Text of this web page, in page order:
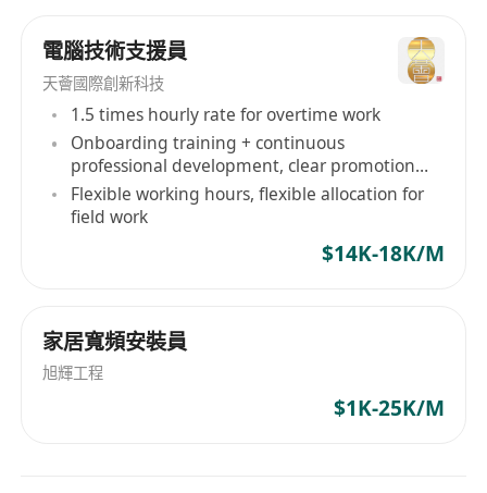
電腦技術支援員
天薈國際創新科技
1.5 times hourly rate for overtime work
Onboarding training + continuous
professional development, clear promotion
path
Flexible working hours, flexible allocation for
field work
$14K-18K/M
家居寬頻安裝員
旭輝工程
$1K-25K/M